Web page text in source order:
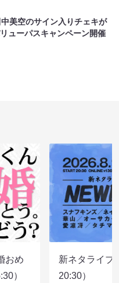
美空のサイン入りチェキが
ューパスキャンペーン開催
おめ
）
新ネタライ
20:30）